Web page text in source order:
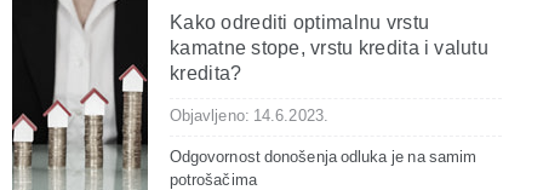
Kako odrediti optimalnu vrstu
kamatne stope, vrstu kredita i valutu
kredita?
Objavljeno: 14.6.2023.
Odgovornost donošenja odluka je na samim
potrošačima